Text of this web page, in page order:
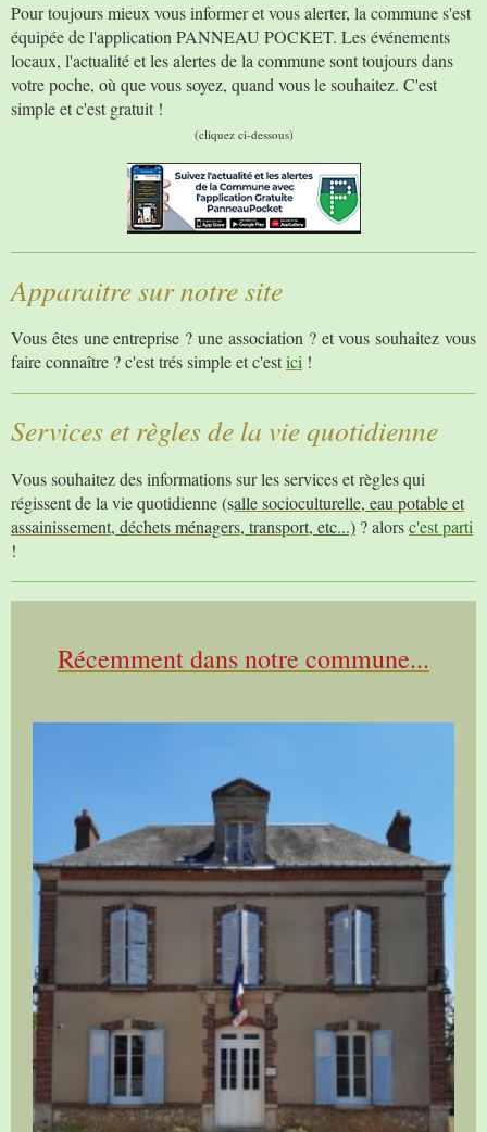
Pour toujours mieux vous informer et vous alerter, la commune s'est
équipée de l'application PANNEAU POCKET. Les événements
locaux, l'actualité et les alertes de la commune sont toujours dans
votre poche, où que vous soyez, quand vous le souhaitez. C'est
simple et c'est gratuit !
(cliquez ci-dessous)
Apparaitre sur notre site
Vous êtes une entreprise ? une association ? et vous souhaitez vous
faire connaître ? c'est trés simple et c'estici !
Services et règles de la vie quotidienne
Vous souhaitez des informations sur les services et règles qui
régissent de la vie quotidienne (salle socioculturelle, eau potable et
assainissement, déchets ménagers, transport, etc...) ? alorsc'est parti
!
Récemment dans notre commune...